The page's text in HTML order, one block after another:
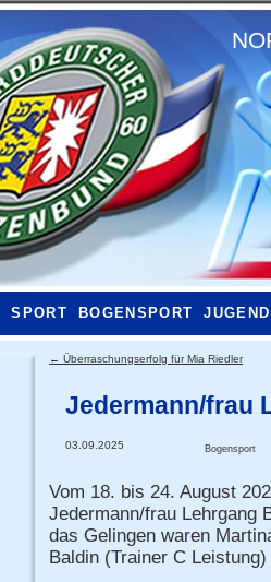
SPORT BOGENSPORT JUGEND
← Überraschungserfolg für Mia Riedler
Jedermann/frau
03.09.2025 Bogensport
Vom 18. bis 24. August
Jedermann/frau Lehrgang
das Gelingen waren
Baldin (Trainer C Leistung)